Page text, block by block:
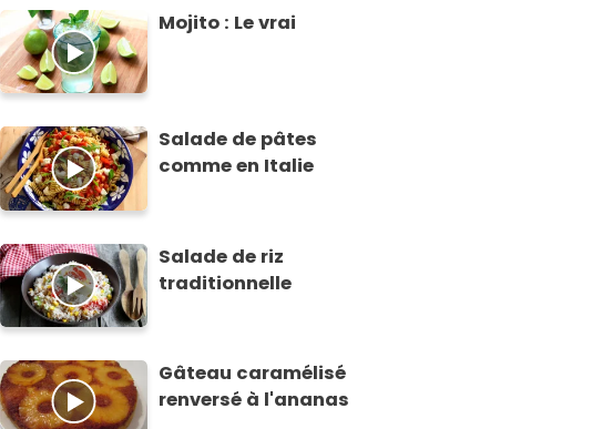
Mojito : Le vrai
Salade de pâtes
comme en Italie
Salade de riz
traditionnelle
Gâteau caramélisé
renversé à l'ananas